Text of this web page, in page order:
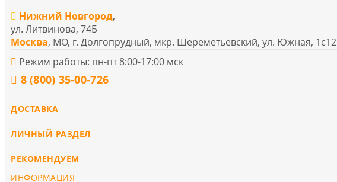
Нижний Новгород,
ул. Литвинова, 74Б
Москва, МО, г. Долгопрудный, мкр. Шереметьевский, ул. Южная, 1с12
Режим работы: пн-пт 8:00-17:00 мск
8 (800) 35-00-726
ДОСТАВКА
ЛИЧНЫЙ РАЗДЕЛ
РЕКОМЕНДУЕМ
ИНФОРМАЦИЯ